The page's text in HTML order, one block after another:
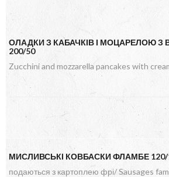
ОЛАДКИ З КАБАЧКІВ І МОЦАРЕЛОЮ
200/50
Zucchini and mozzarella pancakes with
МИСЛИВСЬКІ КОВБАСКИ ФЛАМБЕ 120/
подаються з картоплею фрі/ Sausages